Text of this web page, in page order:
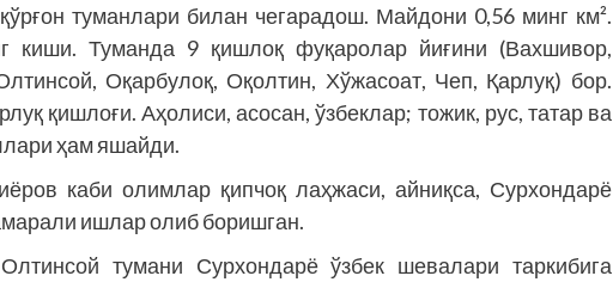
туманлари билан чегарадош. Майдони 0,56 минг км².
киши. Туманда 9 қиш­лоқ фуқаролар йиғини (Вахшивор,
Оқарбулоқ, Оқолтин, Хўжасоат, Чеп, Қарлуқ) бор.
қишлоғи. Аҳолиси, асосан, ўзбеклар; тожик, рус, татар ва
ҳам яшайди.
каби олимлар қипчоқ лаҳжаси, айниқса, Сурхондарё
ишлар олиб боришган.
тумани Сурхондарё ўзбек шевалари таркибига